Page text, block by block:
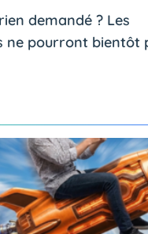
demandé ? Les
ne pourront bientôt